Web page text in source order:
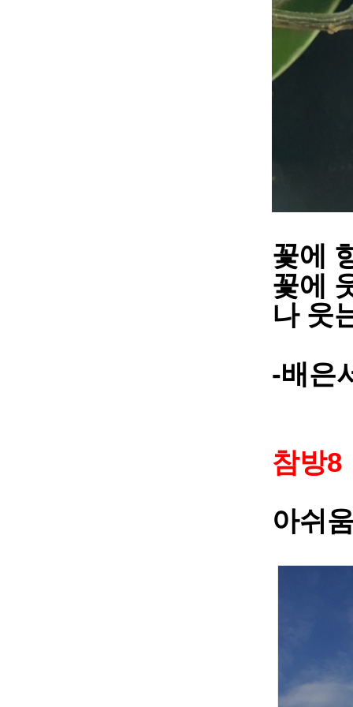
꽃에
꽃에
나 웃
-배은
참방8
아쉬